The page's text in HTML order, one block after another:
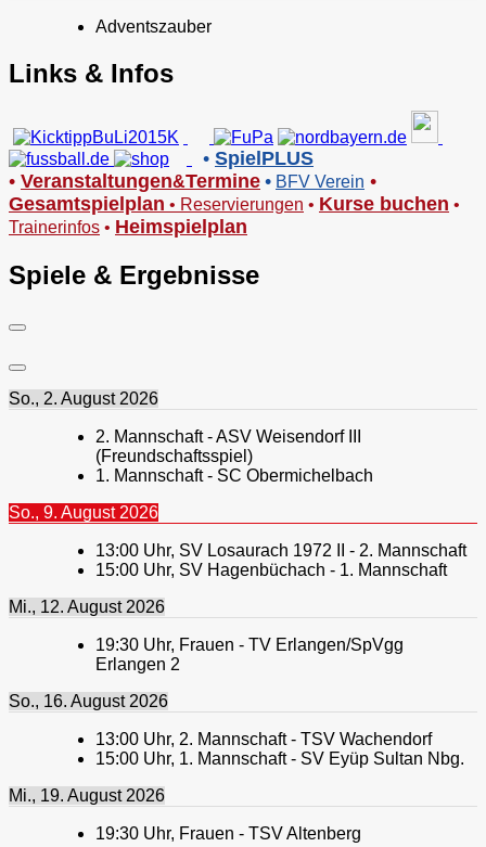
Adventszauber
Links & Infos
• SpielPLUS
• Veranstaltungen&Termine • BFV Verein •
Gesamtspielplan • Reservierungen • Kurse buchen •
Trainerinfos • Heimspielplan
Spiele & Ergebnisse
So., 2. August 2026
2. Mannschaft - ASV Weisendorf III
(Freundschaftsspiel)
1. Mannschaft - SC Obermichelbach
So., 9. August 2026
13:00 Uhr, SV Losaurach 1972 II - 2. Mannschaft
15:00 Uhr, SV Hagenbüchach - 1. Mannschaft
Mi., 12. August 2026
19:30 Uhr, Frauen - TV Erlangen/SpVgg
Erlangen 2
So., 16. August 2026
13:00 Uhr, 2. Mannschaft - TSV Wachendorf
15:00 Uhr, 1. Mannschaft - SV Eyüp Sultan Nbg.
Mi., 19. August 2026
19:30 Uhr, Frauen - TSV Altenberg